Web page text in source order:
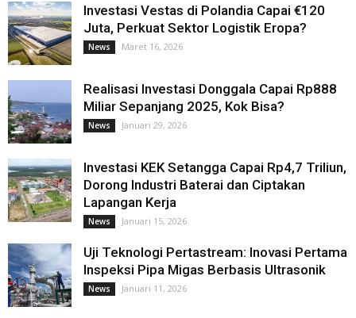
Investasi Vestas di Polandia Capai €120
Juta, Perkuat Sektor Logistik Eropa?
News Maret 16, 2026
Realisasi Investasi Donggala Capai Rp888
Miliar Sepanjang 2025, Kok Bisa?
News Januari 29, 2026
Investasi KEK Setangga Capai Rp4,7 Triliun,
Dorong Industri Baterai dan Ciptakan
Lapangan Kerja
News Januari 15, 2026
Uji Teknologi Pertastream: Inovasi Pertama
Inspeksi Pipa Migas Berbasis Ultrasonik
News Januari 11, 2026